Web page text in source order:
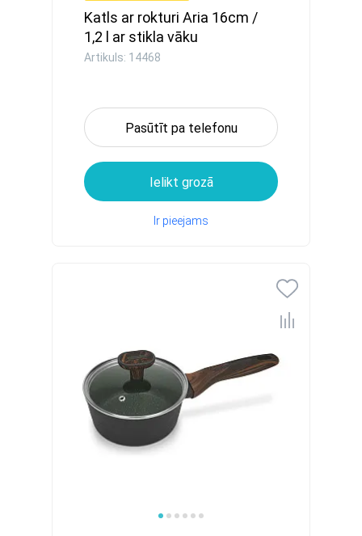
Katls ar rokturi Aria 16cm /
1,2 l ar stikla vāku
Artikuls: 14468
Pasūtīt pa telefonu
Ielikt grozā
Ir pieejams